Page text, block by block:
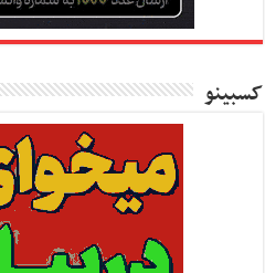
کسبینو